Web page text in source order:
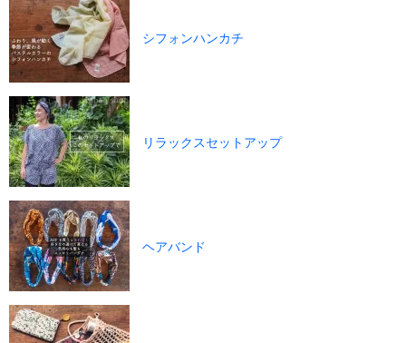
シフォンハンカチ
リラックスセットアップ
ヘアバンド